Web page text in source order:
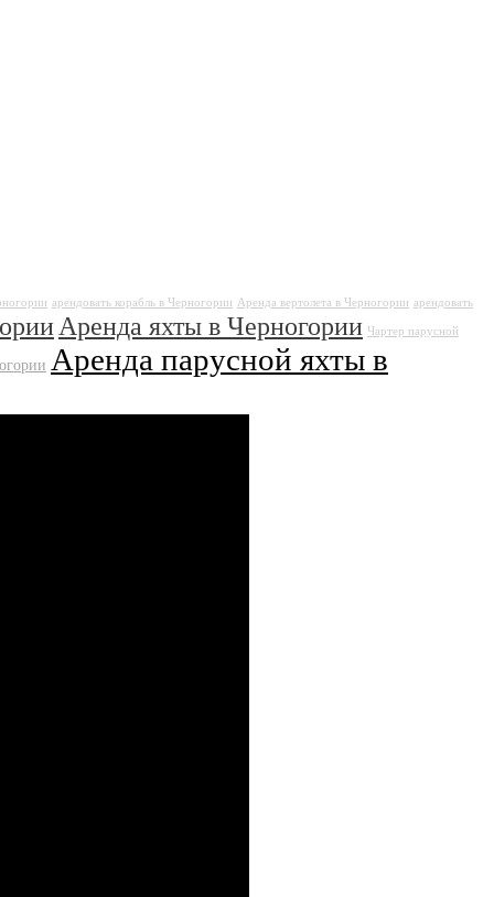
арендовать корабль в Черногории Аренда вертолета в Черногории арендовать
Аренда яхты в Черногории Чартер парусной
Аренда парусной яхты в